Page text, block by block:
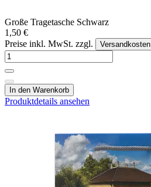
Große Tragetasche Schwarz
1,50 €
Preise inkl. MwSt. zzgl.
Versandkosten
In den Warenkorb
Produktdetails ansehen